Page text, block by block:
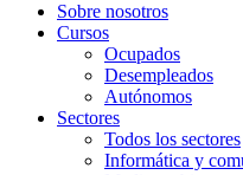
Sobre nosotros
Cursos
Ocupados
Desempleados
Autónomos
Sectores
Todos los sectores
Informática y